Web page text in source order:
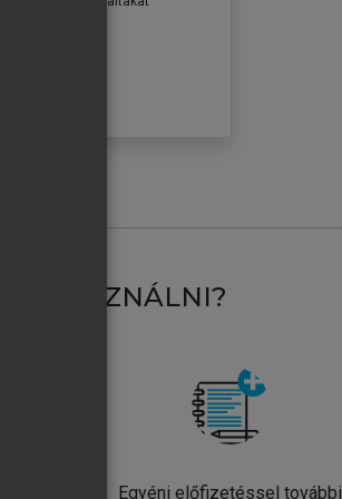
HASZNÁLNI?
Egyéni előfizetéssel további